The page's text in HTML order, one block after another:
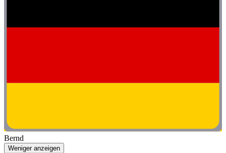
Bernd
Weniger anzeigen